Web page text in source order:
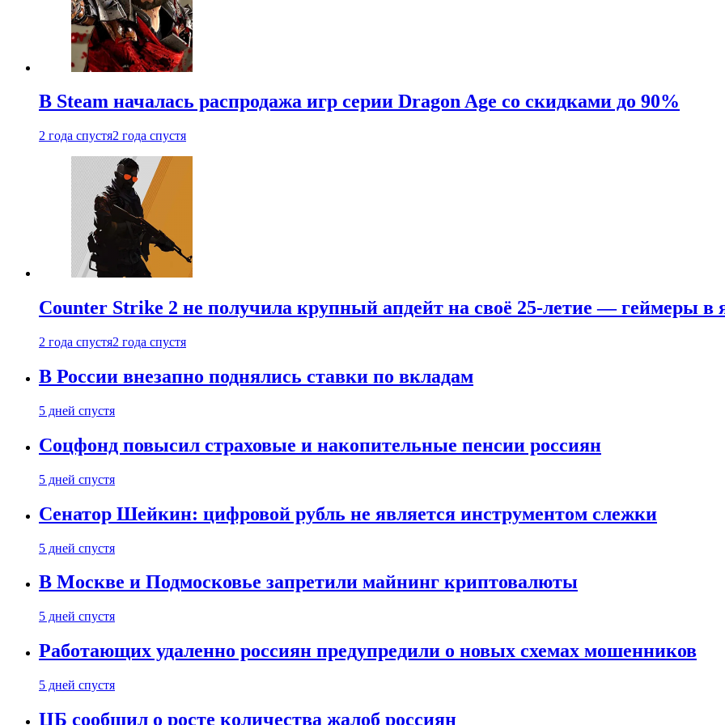
В Steam началась распродажа игр серии Dragon Age со скидками до 90%
2 года спустя2 года спустя
Counter Strike 2 не получила крупный апдейт на своё 25-летие — геймеры в
2 года спустя2 года спустя
В России внезапно поднялись ставки по вкладам
5 дней спустя
Соцфонд повысил страховые и накопительные пенсии россиян
5 дней спустя
Сенатор Шейкин: цифровой рубль не является инструментом слежки
5 дней спустя
В Москве и Подмосковье запретили майнинг криптовалюты
5 дней спустя
Работающих удаленно россиян предупредили о новых схемах мошенников
5 дней спустя
ЦБ сообщил о росте количества жалоб россиян